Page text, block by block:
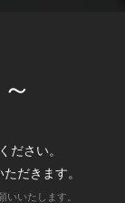
ださい。
だきます。
いたします。